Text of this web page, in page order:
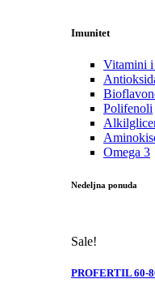
Imunitet
Vitamini i
Polifenoli
Omega 3
Nedeljna ponuda
Sale!
PROFERTIL 60-